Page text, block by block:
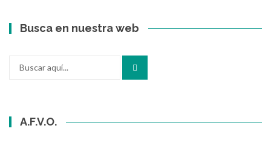
Busca en nuestra web
A.F.V.O.